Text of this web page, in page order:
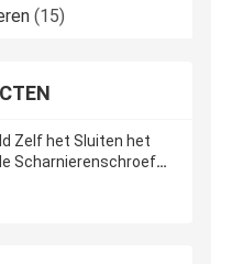
(15)
Zelf het Sluiten het
Scharnierenschroef